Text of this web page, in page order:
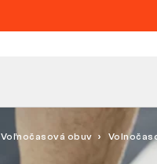
Voľnočasová obuv